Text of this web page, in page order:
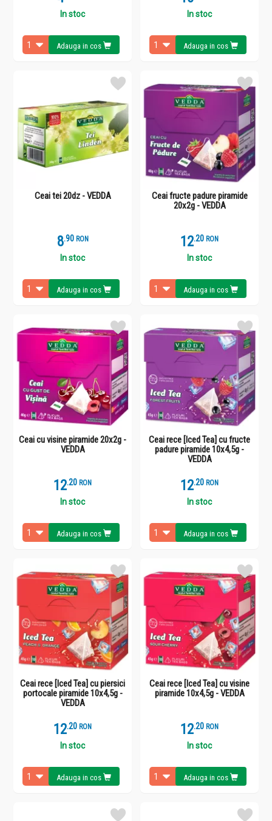
In stoc
Adauga in cos
In stoc
Adauga in cos
Ceai tei 20dz - VEDDA
8.9 RON
In stoc
Adauga in cos
Ceai fructe padure piramide
20x2g - VEDDA
12.2 RON
In stoc
Adauga in cos
Ceai cu visine piramide 20x2g -
VEDDA
12.2 RON
In stoc
Adauga in cos
Ceai rece [Iced Tea] cu fructe
padure piramide 10x4,5g -
VEDDA
12.2 RON
In stoc
Adauga in cos
Ceai rece [Iced Tea] cu piersici
portocale piramide 10x4,5g -
VEDDA
12.2 RON
In stoc
Adauga in cos
Ceai rece [Iced Tea] cu visine
piramide 10x4,5g - VEDDA
12.2 RON
In stoc
Adauga in cos